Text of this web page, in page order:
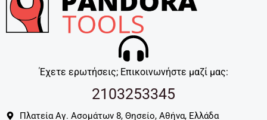
Έχετε ερωτήσεις; Επικοινωνήστε μαζί μας:
2103253345
Πλατεία Αγ. Ασομάτων 8, Θησείο, Αθήνα, Ελλάδα